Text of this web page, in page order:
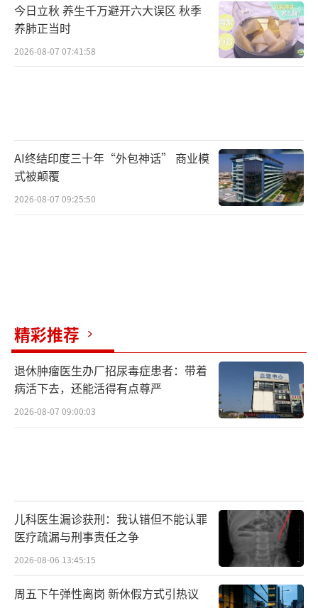
今日立秋 养生千万避开六大误区 秋季
养肺正当时
2026-08-07 07:41:58
AI终结印度三十年“外包神话” 商业模
式被颠覆
2026-08-07 09:25:50
精彩推荐
退休肿瘤医生办厂招尿毒症患者：带着
病活下去，还能活得有点尊严
2026-08-07 09:00:03
儿科医生漏诊获刑：我认错但不能认罪
医疗疏漏与刑事责任之争
2026-08-06 13:45:15
周五下午弹性离岗 新休假方式引热议